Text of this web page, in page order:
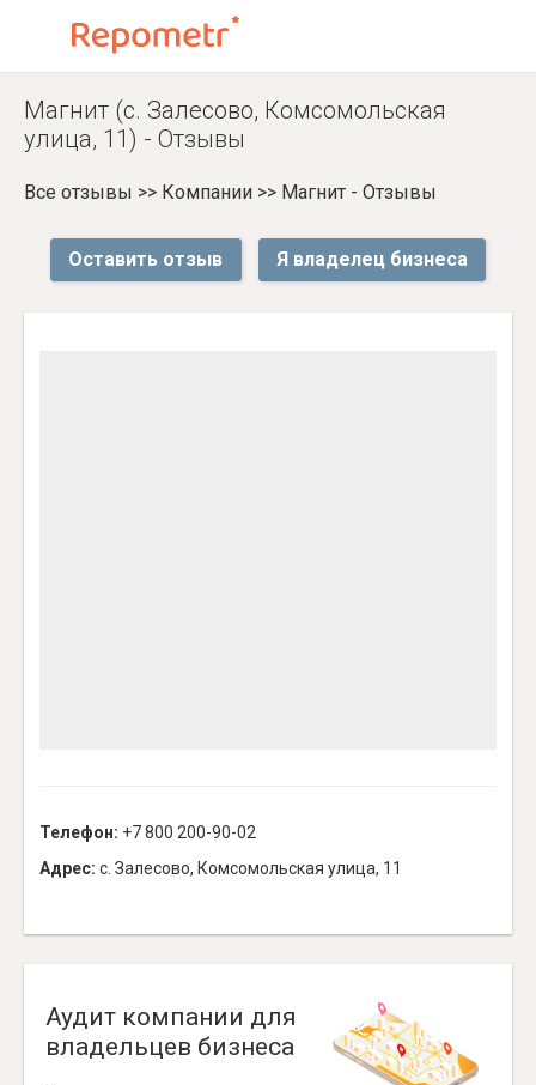
Магнит (с. Залесово, Комсомольская
улица, 11) - Отзывы
Все отзывы >> Компании >> Магнит - Отзывы
Оставить отзыв Я владелец бизнеса
Телефон: +7 800 200-90-02
Адрес: с. Залесово, Комсомольская улица, 11
Аудит компании для
владельцев бизнеса